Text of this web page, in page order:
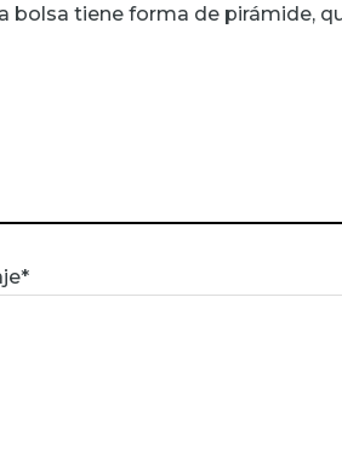
bolsa tiene forma de pirámide,